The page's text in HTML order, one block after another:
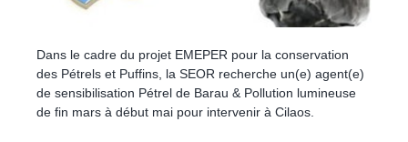
Dans le cadre du projet EMEPER pour la conservation
des Pétrels et Puffins, la SEOR recherche un(e) agent(e)
de sensibilisation Pétrel de Barau & Pollution lumineuse
de fin mars à début mai pour intervenir à Cilaos.